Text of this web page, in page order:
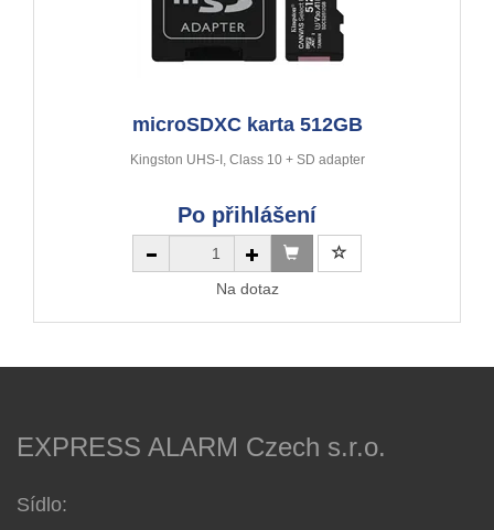
microSDXC karta 512GB
Kingston UHS-I, Class 10 + SD adapter
Po přihlášení
Na dotaz
EXPRESS ALARM Czech s.r.o.
Sídlo: